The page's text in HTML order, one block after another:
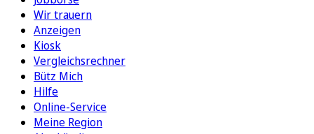
Wir trauern
Anzeigen
Kiosk
Vergleichsrechner
Bütz Mich
Hilfe
Online-Service
Meine Region